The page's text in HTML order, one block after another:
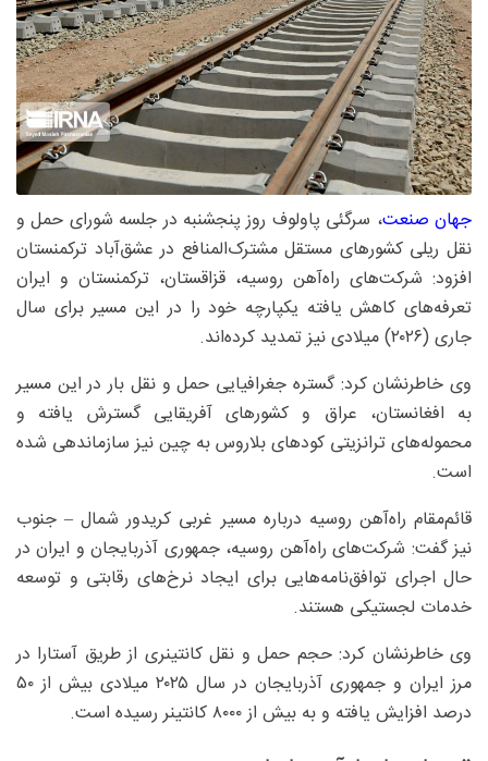
جهان صنعت، سرگئی پاولوف روز پنجشنبه در جلسه شورای حمل و
نقل ریلی کشورهای مستقل مشترک‌المنافع در عشق‌آباد ترکمنستان
افزود: شرکت‌های راه‌آهن‌ روسیه، قزاقستان، ترکمنستان و ایران
تعرفه‌های کاهش یافته یکپارچه خود را در این مسیر برای سال
جاری (۲۰۲۶) میلادی نیز تمدید کرده‌اند.
وی خاطرنشان کرد: گستره جغرافیایی حمل و نقل بار در این مسیر
به افغانستان، عراق و کشورهای آفریقایی گسترش یافته و
محموله‌های ترانزیتی کودهای بلاروس به چین نیز سازماندهی شده
است.
قائم‌مقام راه‌آهن روسیه درباره مسیر غربی کریدور شمال – جنوب
نیز گفت: شرکت‌های راه‌آهن‌ روسیه، جمهوری آذربایجان و ایران در
حال اجرای توافق‌نامه‌هایی برای ایجاد نرخ‌های رقابتی و توسعه
خدمات لجستیکی هستند.
وی خاطرنشان کرد: حجم حمل و نقل کانتینری از طریق آستارا در
مرز ایران و جمهوری آذربایجان در سال ۲۰۲۵ میلادی بیش از ۵۰
درصد افزایش یافته و به بیش از ۸۰۰۰ کانتینر رسیده است.